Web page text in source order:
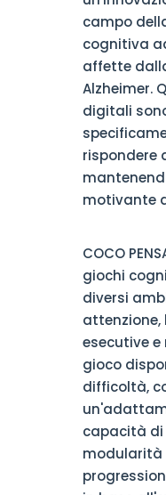
campo
cognitiva
affette
Alzheimer.
digitali
rispondere
motivante
COCO
giochi
diversi
attenzione,
esecutive
gioco
difficoltà,
capacità di